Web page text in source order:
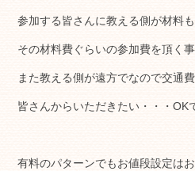
参加する皆さんに教える側が材料
その材料費ぐらいの参加費を頂く事
また教える側が遠方でなので交通
皆さんからいただきたい・・・OK
有料のパターンでもお値段設定は